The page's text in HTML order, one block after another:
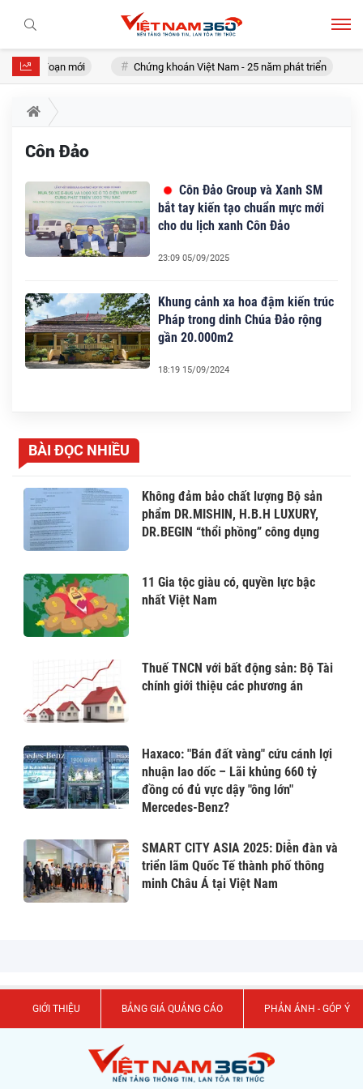
giai đoạn mới Chứng khoán Việt Nam - 25 năm phát triển
Côn Đảo
Côn Đảo Group và Xanh SM
bắt tay kiến tạo chuẩn mực mới
cho du lịch xanh Côn Đảo
23:09 05/09/2025
Khung cảnh xa hoa đậm kiến trúc
Pháp trong dinh Chúa Đảo rộng
gần 20.000m2
18:19 15/09/2024
BÀI ĐỌC NHIỀU
Không đảm bảo chất lượng Bộ sản
phẩm DR.MISHIN, H.B.H LUXURY,
DR.BEGIN “thổi phồng” công dụng
11 Gia tộc giàu có, quyền lực bậc
nhất Việt Nam
Thuế TNCN với bất động sản: Bộ Tài
chính giới thiệu các phương án
Haxaco: "Bán đất vàng" cứu cánh lợi
nhuận lao dốc – Lãi khủng 660 tỷ
đồng có đủ vực dậy "ông lớn"
Mercedes-Benz?
SMART CITY ASIA 2025: Diễn đàn và
triển lãm Quốc Tế thành phố thông
minh Châu Á tại Việt Nam
GIỚI THIỆU BẢNG GIÁ QUẢNG CÁO PHẢN ÁNH - GÓP Ý